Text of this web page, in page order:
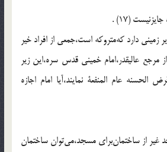
(17) .
دارد كه‌متروكه است،جمعى از افراد خير
مرجع عاليقدر،امام خمينى قدس سره،اين زير
عام المنفعة نمايند،آيا امام اجازه
غير از ساختمان‌براى مسجد،مى‌توان ساختمان